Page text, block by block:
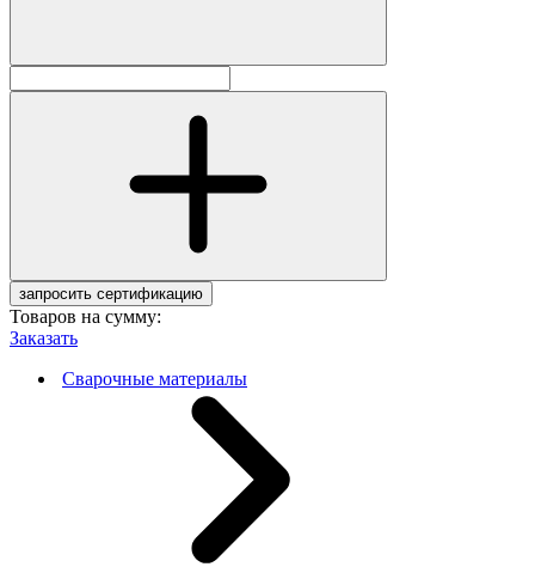
запросить сертификацию
Товаров на сумму:
Заказать
Сварочные материалы